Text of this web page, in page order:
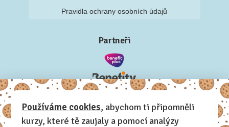
Pravidla ochrany osobních údajů
Partneři
Používáme cookies, abychom ti připomněli
kurzy, které tě zaujaly a pomocí analýzy